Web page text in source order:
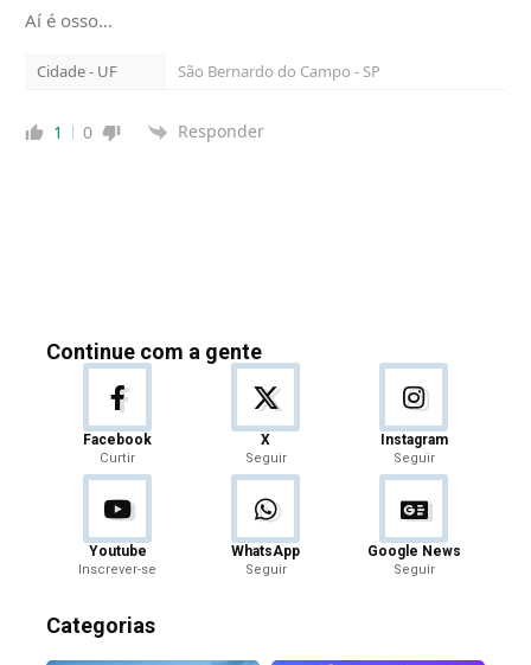
Aí é osso…
Cidade - UF São Bernardo do Campo - SP
1 0 Responder
Continue com a gente
Facebook
Curtir
X
Seguir
Instagram
Seguir
Youtube
Inscrever-se
WhatsApp
Seguir
Google News
Seguir
Categorias